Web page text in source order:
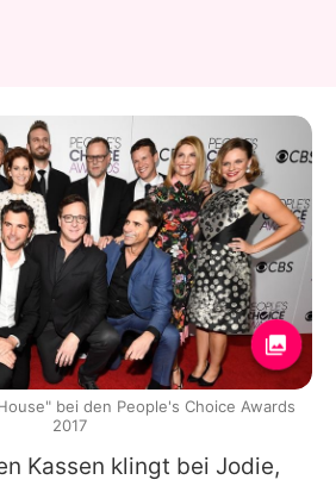
Kassen klingt bei Jodie,
bei den People's Choice Awards
2017